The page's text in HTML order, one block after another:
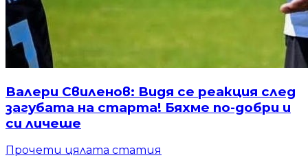
Валери Свиленов: Видя се реакция след
загубата на старта! Бяхме по-добри и
си личеше
Прочети цялата статия